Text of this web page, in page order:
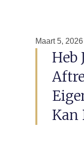
Maart 5, 2026
Heb
Kan